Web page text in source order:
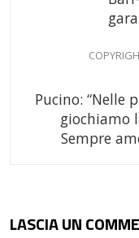
Pucino: “Nelle
giochiamo
Sempre
LASCIA UN